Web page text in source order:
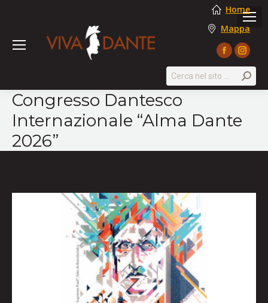
Home
Mappa
Facebook
opens
new
page
opens
new
Search:
Congresso Dantesco
Internazionale “Alma Dante
2026”